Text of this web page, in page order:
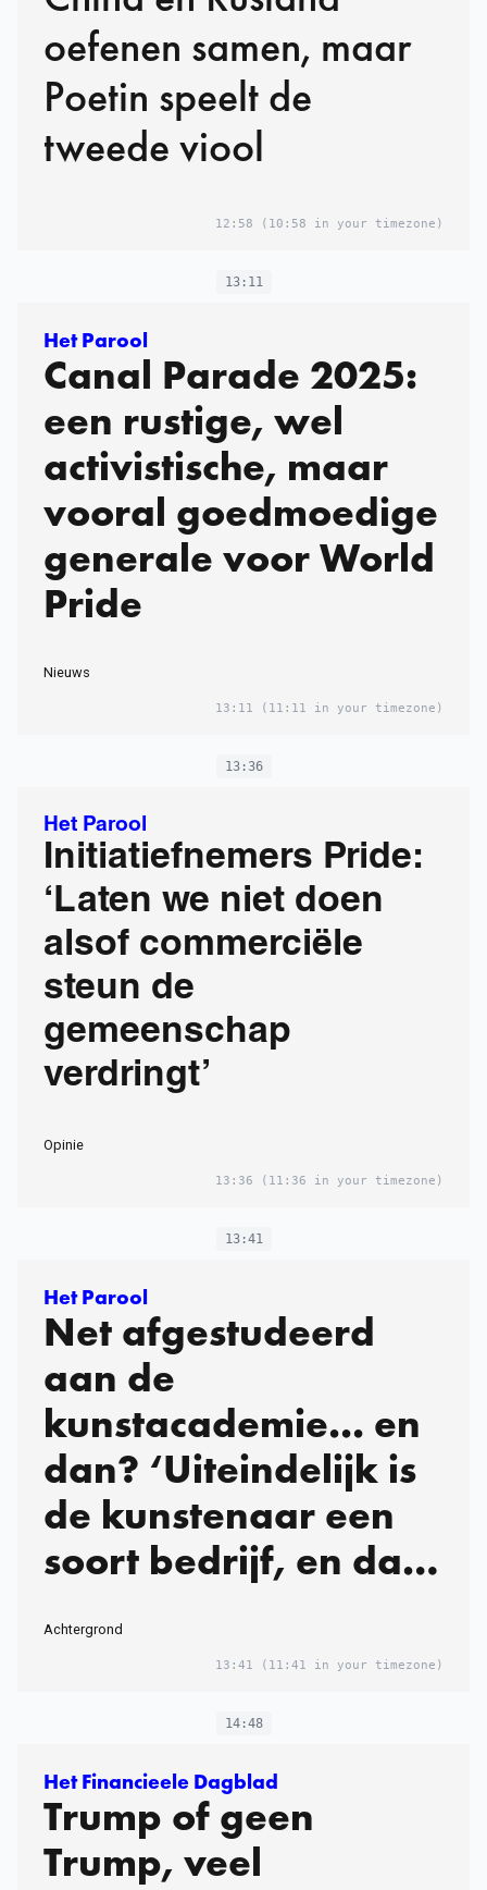
oefenen samen, maar
Poetin speelt de
tweede viool
12:58 (10:58 in your timezone)
13:11
Het Parool
Canal Parade 2025:
een rustige, wel
activistische, maar
vooral goedmoedige
generale voor World
Pride
Nieuws
13:11 (11:11 in your timezone)
13:36
Het Parool
Initiatiefnemers Pride:
‘Laten we niet doen
alsof commerciële
steun de
gemeenschap
verdringt’
Opinie
13:36 (11:36 in your timezone)
13:41
Het Parool
Net afgestudeerd
aan de
kunstacademie... en
dan? ‘Uiteindelijk is
de kunstenaar een
soort bedrijf, en dat
Achter­grond
13:41 (11:41 in your timezone)
14:48
Het Financieele Dagblad
Trump of geen
Trump, veel